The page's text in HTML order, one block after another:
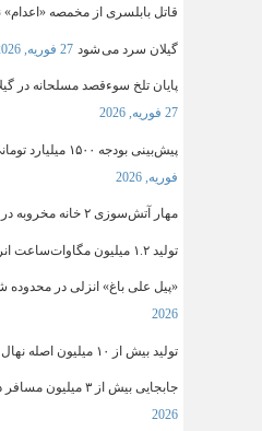
قاتل بابلسری از مخمصه
گیلان سرد می شود 27 فوریه, 2026
پایان تلخ سوءقصد مسلحانه در
27 فوریه, 2026
پیش‌بینی بودجه ۱۵۰۰ میلیارد تومانی برای حمایت از چایکاران
فوریه, 2026
مهار آتش‌سوزی ۲ خانه مخروبه در رشت
تولید ۱.۲ میلیون مگاوات‌ساعت انرژی در لوشان
«پیل علی باغ» انزلی در
2026
تولید بیش از ۱۰ میلیون اصله نهال در گیلان
جابجایی بیش از ۳ میلیون مسافر در جاده‌های گیلان
2026